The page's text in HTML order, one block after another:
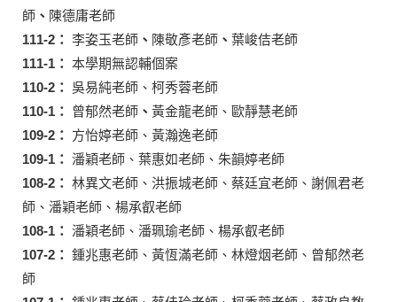
師 、 陳德庸老師
111-2： 李姿玉老師 、 陳敬彥老師 、 葉峻佶老師
111-1： 本學期無認輔個案
110-2： 吳易純老師、柯秀蓉老師
110-1：
曾郁然老師 、 黃金龍老師、歐靜慧老師
109-2： 方怡婷老師、黃瀚逸老師
109-1： 潘穎老師、葉惠如老師、朱韻婷老師
108-2： 林異文老師、洪振城老師、蔡廷宜老師、謝佩君老
師、潘穎老師、楊承叡老師
108-1： 潘穎老師、潘珮瑜老師、楊承叡老師
107-2： 鍾兆惠老師、黃恆滿老師、林燈烟老師、曾郁然老
師